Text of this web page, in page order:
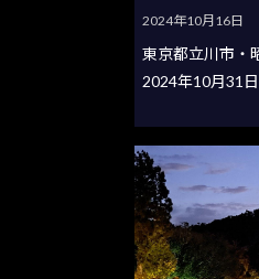
2024年10月16日
東京都立川市・
2024年10月31